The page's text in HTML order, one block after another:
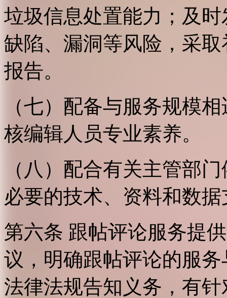
垃圾信息处置能力；及
缺陷、漏洞等风险，采
报告。
（七）配备与服务规模
核编辑人员专业素养。
（八）配合有关主管部
必要的技术、资料和数
第六条 跟帖评论服务提
议，明确跟帖评论的服
法律法规告知义务，有